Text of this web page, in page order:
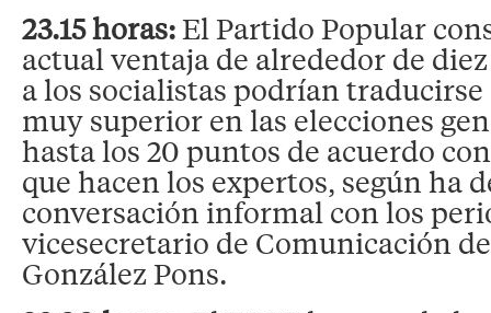
23.15 horas: El Partido Popular
actual ventaja de alrededor de
a los socialistas podrían
muy superior en las elecciones
hasta los 20 puntos de acuerdo
que hacen los expertos, según ha
conversación informal con los
vicesecretario de Comunicación
González Pons.